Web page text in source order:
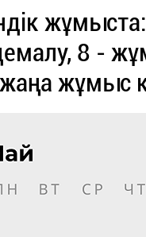
8 -
жұмыс